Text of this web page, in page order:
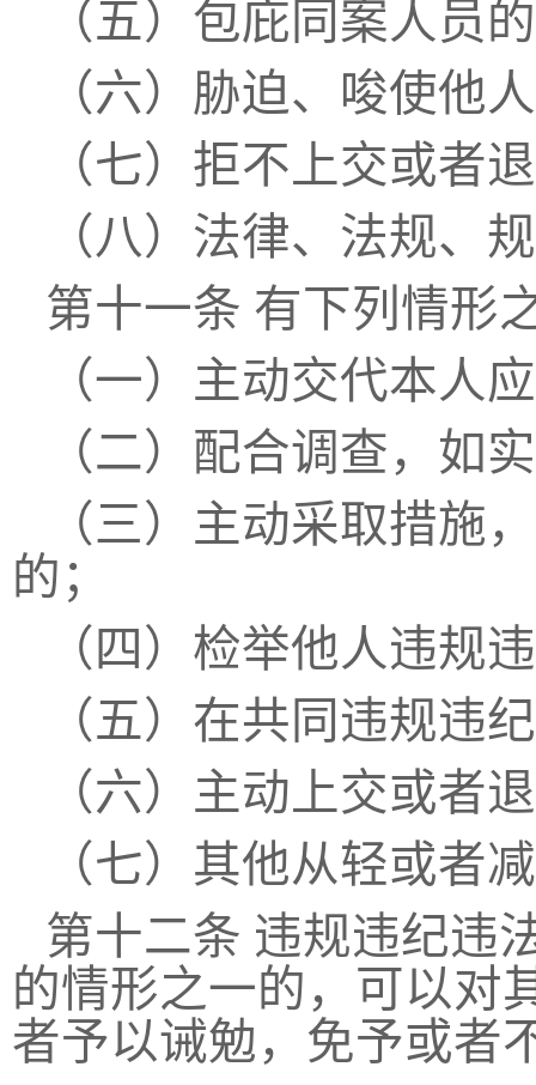
（五）包庇同案人员
（六）胁迫、唆使他
（七）拒不上交或者
（八）法律、法规、
第十一条 有下列情形
（一）主动交代本人
（二）配合调查，如
（三）主动采取措施
的；
（四）检举他人违规
（五）在共同违规违
（六）主动上交或者
（七）其他从轻或者
第十二条 违规违纪违
的情形之一的，可以对
者予以诫勉，免予或者